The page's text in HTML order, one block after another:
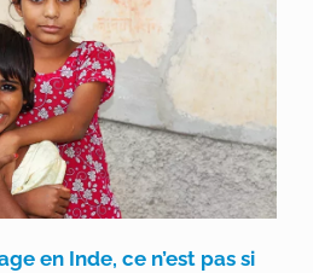
en Inde, ce n’est pas si